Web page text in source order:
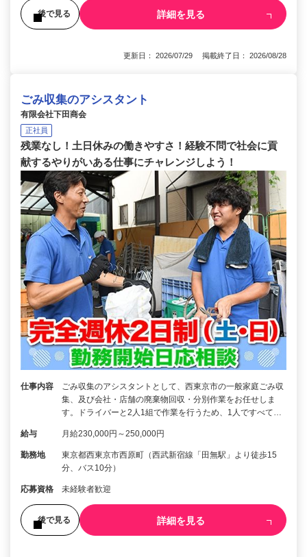
後で見る 詳細を見る
更新日： 2026/07/29 掲載終了日： 2026/08/28
ごみ収集のアシスタント
有限会社下田商会
正社員
残業なし！土日休みの働きやすさ！経験不問で社会に貢
献するやりがいある仕事にチャレンジしよう！
仕事内容
ごみ収集のアシスタントとして、西東京市の一般家庭ごみ収
集、及び会社・店舗の廃棄物回収・分別作業をお任せしま
す。ドライバーと2人1組で作業を行うため、1人ですべて…
給与 月給230,000円～250,000円
勤務地
東京都西東京市西原町（西武新宿線「田無駅」より徒歩15
分、バス10分）
応募資格 未経験者歓迎
後で見る 詳細を見る